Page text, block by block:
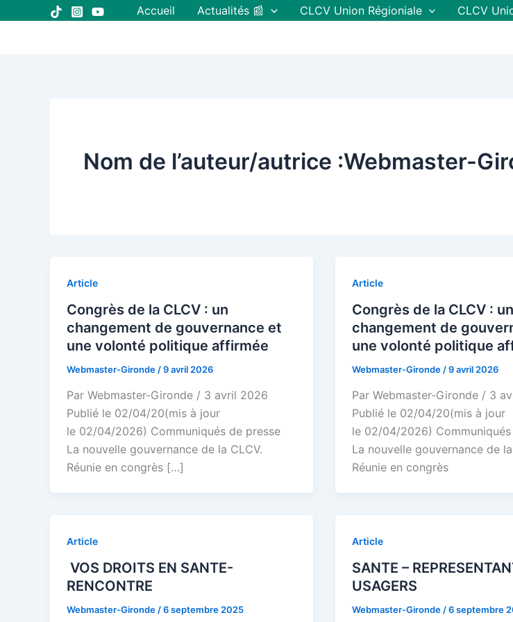
Accueil Actualités 📰 CLCV Union Régioniale CLCV
Nom de l’auteur/autrice :Webmaster-
Article
Congrès de la CLCV : un
changement de gouvernance et
une volonté politique affirmée
Webmaster-Gironde /9 avril 2026
Par Webmaster-Gironde / 3 avril 2026
Publié le 02/04/20(mis à jour
le 02/04/2026) Communiqués de presse
La nouvelle gouvernance de la CLCV.
Réunie en congrès […]
Article
Congrès de la CLCV : un
changement de
une volonté politique
Webmaster-Gironde /9 avril 2026
Par Webmaster-Gironde / 3
Publié le 02/04/20(mis à jour
le 02/04/2026)
La nouvelle gouvernance de la
Réunie en congrès
Article
VOS DROITS EN SANTE-
RENCONTRE
Webmaster-Gironde /6 septembre 2025
Article
SANTE –
USAGERS
Webmaster-Gironde /6 septembre